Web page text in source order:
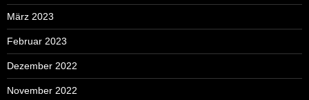
März 2023
Februar 2023
Dezember 2022
November 2022